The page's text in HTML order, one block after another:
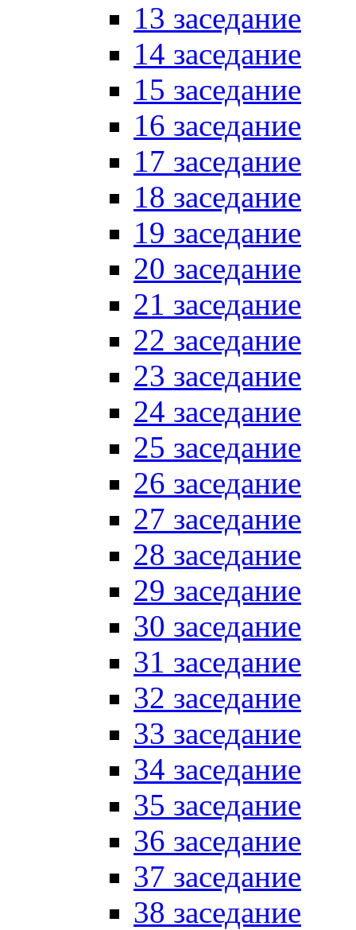
13 заседание
14 заседание
15 заседание
16 заседание
17 заседание
18 заседание
19 заседание
20 заседание
21 заседание
22 заседание
23 заседание
24 заседание
25 заседание
26 заседание
27 заседание
28 заседание
29 заседание
30 заседание
31 заседание
32 заседание
33 заседание
34 заседание
35 заседание
36 заседание
37 заседание
38 заседание